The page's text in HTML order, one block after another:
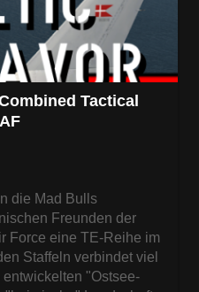
Tactical
die Mad Bulls
Freunden der
Force eine TE-Reihe im
Staffeln verbindet viel
entwickelten "Ostsee-